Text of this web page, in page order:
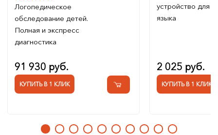
Логопедическое
обследование детей.
Полная и экспресс
диагностика
91 930 руб.
КУПИТЬ В 1 КЛИК
устройство для
языка
2 025 руб.
КУПИТЬ В 1 КЛИК